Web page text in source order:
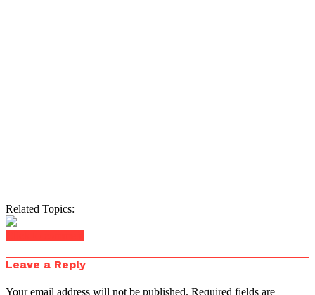
Related Topics:
Leave a Reply
Your email address will not be published. Required fields are